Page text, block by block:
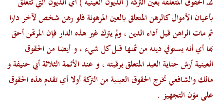
بأعيان الأموال كالرهن المتعلق بالعين المرهونة فلو رهن شخص لآخر دارا
ثم مات الراهن قبل أداء الدين ، ولم يترك غير هذه الدار فإن المرتهن أحق
بها أي أنه يستوفي دينه من ثمنها قبل كل شيء ، و أيضا من الحقوق
العينيةأرش جناية العبد المتعلق برقبته، و عند الأئمة الثلاثة أبي حنيفة و
مالك والشافعي تخرج الحقوق العينية من التركة أولا أيتقدم هذه الحقوق
على مؤن التجهيز .